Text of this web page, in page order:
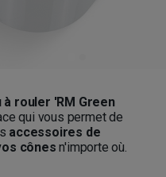
rouler 'RM Green
qui vous permet de
accessoires de
cônes n'importe où.